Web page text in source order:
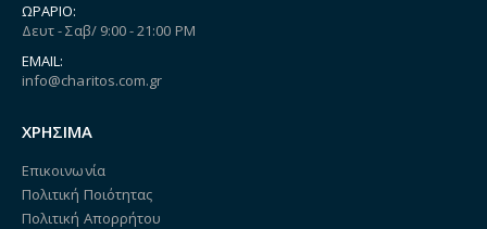
ΩΡΆΡΙΟ:
Δευτ - Σαβ/ 9:00 - 21:00 PM
EMAIL:
info@charitos.com.gr
ΧΡΗΣΙΜΑ
Επικοινωνία
Πολιτική Ποιότητας
Πολιτική Απορρήτου